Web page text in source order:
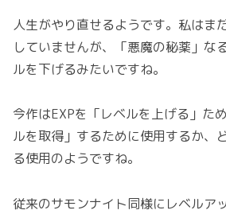
人生がやり直せるようです。私はま
していませんが、「悪魔の秘薬」な
ルを下げるみたいですね。
今作はEXPを「レベルを上げる」た
ルを取得」するために使用するか、
る使用のようですね。
従来のサモンナイト同様にレベルア